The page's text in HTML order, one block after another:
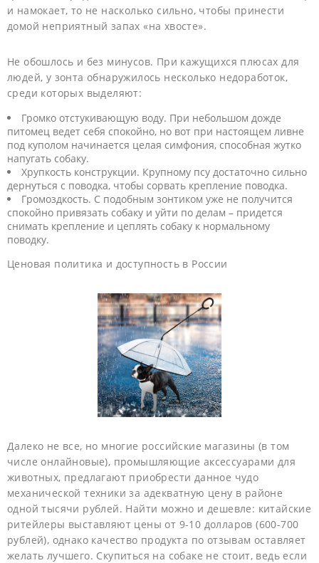
и намокает, то не насколько сильно, чтобы принести
домой неприятный запах «на хвосте».
Не обошлось и без минусов. При кажущихся плюсах для
людей, у зонта обнаружилось несколько недоработок,
среди которых выделяют:
Громко отстукивающую воду. При небольшом дожде
питомец ведет себя спокойно, но вот при настоящем ливне
под куполом начинается целая симфония, способная жутко
напугать собаку.
Хрупкость конструкции. Крупному псу достаточно сильно
дернуться с поводка, чтобы сорвать крепление поводка.
Громоздкость. С подобным зонтиком уже не получится
спокойно привязать собаку и уйти по делам – придется
снимать крепление и цеплять собаку к нормальному
поводку.
Ценовая политика и доступность в России
Далеко не все, но многие российские магазины (в том
числе онлайновые), промышляющие аксессуарами для
животных, предлагают приобрести данное чудо
механической техники за адекватную цену в районе
одной тысячи рублей. Найти можно и дешевле: китайские
ритейлеры выставляют цены от 9-10 долларов (600-700
рублей), однако качество продукта по отзывам оставляет
желать лучшего. Скупиться на собаке не стоит, ведь если